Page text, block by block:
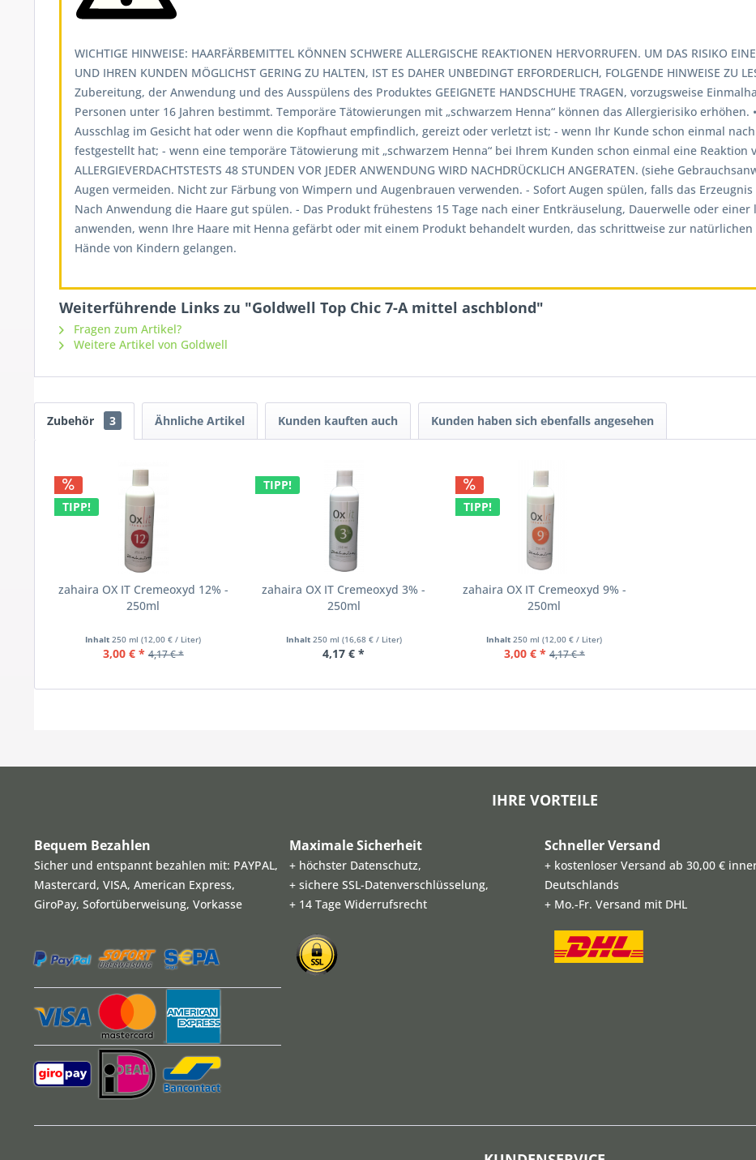
WICHTIGE HINWEISE: HAARFÄRBEMITTEL KÖNNEN SCHWERE ALLERGISCHE REAKTIONEN HERVORRUFEN. UM DAS RISIKO
UND IHREN KUNDEN MÖGLICHST GERING ZU HALTEN, IST ES DAHER UNBEDINGT ERFORDERLICH, FOLGENDE HINWEISE ZU
Zubereitung, der Anwendung und des Ausspülens des Produktes GEEIGNETE HANDSCHUHE TRAGEN, vorzugsweise
Personen unter 16 Jahren bestimmt. Temporäre Tätowierungen mit „schwarzem Henna“ können das Allergierisiko erhöhen.
Ausschlag im Gesicht hat oder wenn die Kopfhaut empfindlich, gereizt oder verletzt ist; - wenn Ihr Kunde schon einmal
festgestellt hat; - wenn eine temporäre Tätowierung mit „schwarzem Henna“ bei Ihrem Kunden schon einmal eine Reaktion
ALLERGIEVERDACHTSTESTS 48 STUNDEN VOR JEDER ANWENDUNG WIRD NACHDRÜCKLICH ANGERATEN. (siehe
Augen vermeiden. Nicht zur Färbung von Wimpern und Augenbrauen verwenden. - Sofort Augen spülen, falls das
Nach Anwendung die Haare gut spülen. - Das Produkt frühestens 15 Tage nach einer Entkräuselung, Dauerwelle oder
anwenden, wenn Ihre Haare mit Henna gefärbt oder mit einem Produkt behandelt wurden, das schrittweise zur
Hände von Kindern gelangen.
Weiterführende Links zu "Goldwell Top Chic 7-A mittel aschblond"
Fragen zum Artikel?
Weitere Artikel von Goldwell
Zubehör 3 Ähnliche Artikel Kunden kauften auch Kunden haben sich ebenfalls angesehen
TIPP!
zahaira OX IT Cremeoxyd 12% -
250ml
Inhalt250 ml(12,00 € / Liter)
3,00 € * 4,17 € *
TIPP!
zahaira OX IT Cremeoxyd 3% -
250ml
Inhalt 250 ml (16,68 € / Liter)
4,17 € *
TIPP!
zahaira OX IT Cremeoxyd 9% -
250ml
Inhalt250 ml(12,00 € / Liter)
3,00 € * 4,17 € *
IHRE VORTEILE
Bequem Bezahlen
Sicher und entspannt bezahlen mit: PAYPAL,
Mastercard, VISA, American Express,
GiroPay, Sofortüberweisung, Vorkasse
Maximale Sicherheit
+ höchster Datenschutz,
+ sichere SSL-Datenverschlüsselung,
+ 14 Tage Widerrufsrecht
Schneller Versand
+ kostenloser Versand ab 30,00 €
Deutschlands
+ Mo.-Fr. Versand mit DHL